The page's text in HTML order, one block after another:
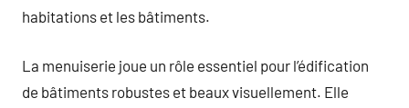
habitations et les bâtiments.
La menuiserie joue un rôle essentiel pour l’édification
de bâtiments robustes et beaux visuellement. Elle